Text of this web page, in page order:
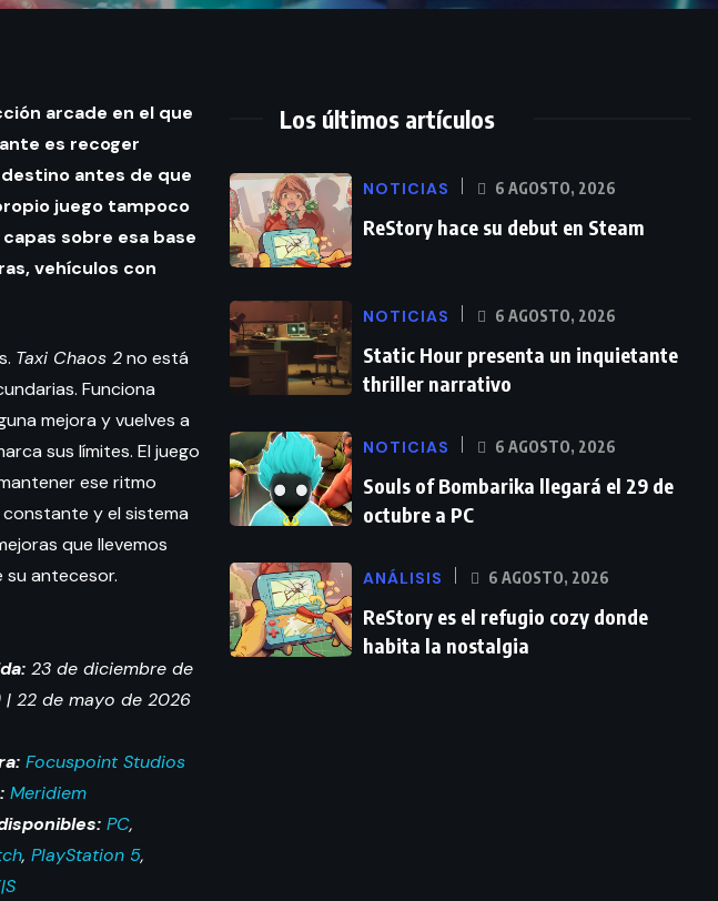
arcade en el que
es recoger
antes de que
juego tampoco
sobre esa base
vehículos con
Taxi Chaos 2no está
Funciona
mejora y vuelves a
sus límites. El juego
ese ritmo
y el sistema
que llevemos
antecesor.
23 de diciembre de
22 de mayo de 2026
Focuspoint Studios
Meridiem
PC,
, PlayStation 5,
Los últimos artículos
NOTICIAS 6 AGOSTO, 2026
ReStory hace su debut en Steam
NOTICIAS 6 AGOSTO, 2026
Static Hour presenta un inquietante
thriller narrativo
NOTICIAS 6 AGOSTO, 2026
Souls of Bombarika llegará el 29 de
octubre a PC
ANÁLISIS 6 AGOSTO, 2026
ReStory es el refugio cozy donde
habita la nostalgia